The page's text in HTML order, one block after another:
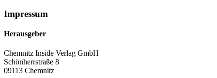
Impressum
Herausgeber
Chemnitz Inside Verlag GmbH
Schönherrstraße 8
09113 Chemnitz